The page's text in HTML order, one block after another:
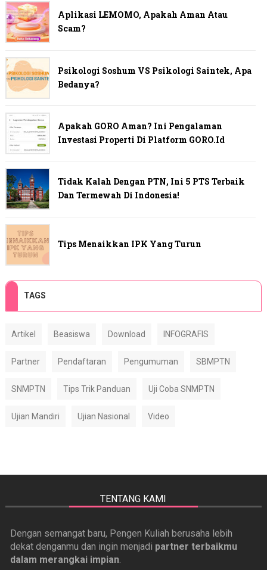
Aplikasi LEMOMO, Apakah Aman Atau
Scam?
Psikologi Soshum VS Psikologi Saintek, Apa
Bedanya?
Apakah GORO Aman? Ini Pengalaman
Investasi Properti Di Platform GORO.id
Tidak Kalah Dengan PTN, Ini 5 PTS Terbaik
Dan Termewah Di Indonesia!
Tips Menaikkan IPK Yang Turun
TAGS
Artikel Beasiswa Download INFOGRAFIS
Partner Pendaftaran Pengumuman SBMPTN
SNMPTN Tips Trik Panduan Uji Coba SNMPTN
Ujian Mandiri Ujian Nasional Video
TENTANG KAMI
Dengan semangat baru, Pengen Kuliah berusaha lebih
dekat denganmu dan ingin menjadi partner terbaikmu
dalam merangkai impian.